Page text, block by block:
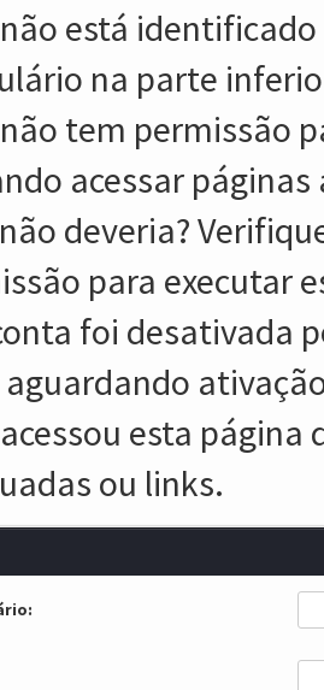
está
na parte
tem permissão
acessar
deveria?
para executar
foi desativada
esta
ou links.